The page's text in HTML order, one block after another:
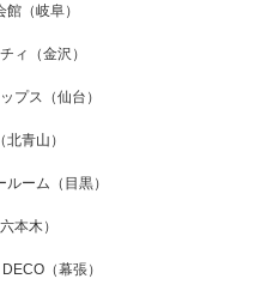
（岐阜）
ィ（金沢）
プス（仙台）
青山）
ーム（目黒）
本木）
（幕張）